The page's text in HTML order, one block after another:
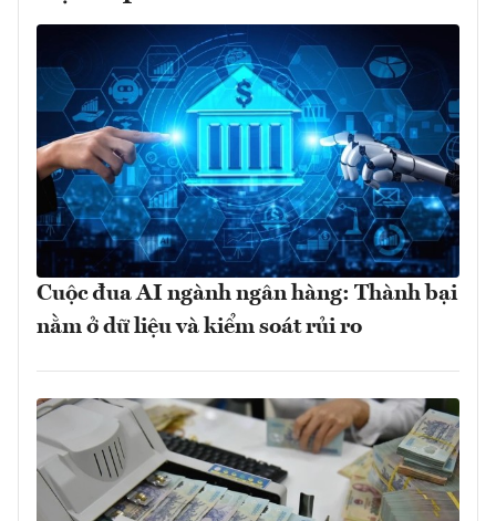
Cuộc đua AI ngành ngân hàng: Thành bại
nằm ở dữ liệu và kiểm soát rủi ro